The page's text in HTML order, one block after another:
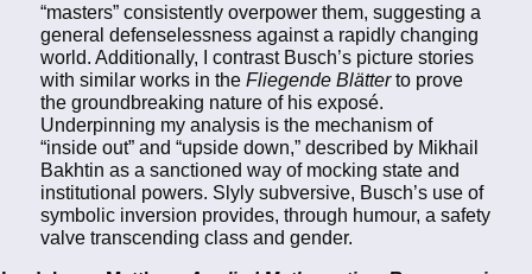
“masters” consistently overpower them, suggesting a
general defenselessness against a rapidly changing
world. Additionally, I contrast Busch’s picture stories
with similar works in the Fliegende Blätterto prove
the groundbreaking nature of his exposé.
Underpinning my analysis is the mechanism of
“inside out” and “upside down,” described by Mikhail
Bakhtin as a sanctioned way of mocking state and
institutional powers. Slyly subversive, Busch’s use of
symbolic inversion provides, through humour, a safety
valve transcending class and gender.